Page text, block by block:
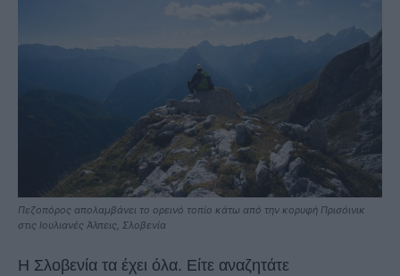
Πεζοπόρος απολαμβάνει το ορεινό τοπίο κάτω από την κορυφή Πρισόινικ
στις Ιουλιανές Άλπεις, Σλοβενία
Η Σλοβενία ​​τα έχει όλα. Είτε αναζητάτε